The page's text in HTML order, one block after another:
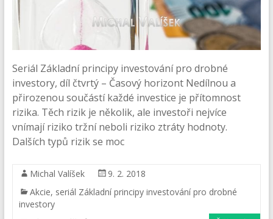
Seriál Základní principy investování pro drobné
investory, díl čtvrtý – Časový horizont Nedílnou a
přirozenou součástí každé investice je přítomnost
rizika. Těch rizik je několik, ale investoři nejvíce
vnímají riziko tržní neboli riziko ztráty hodnoty.
Dalších typů rizik se moc
Michal Valíšek
9. 2. 2018
Akcie, seriál Základní principy investování pro drobné
investory